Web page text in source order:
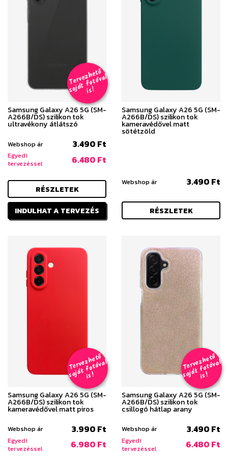
T
er
v
e
z
h
e
t
ő
s
aj
á
t
f
o
t
ó
v
al
i
s
!
Samsung Galaxy A26 5G (SM-
A266B/DS) szilikon tok
ultravékony átlátszó
Webshop ár 3.490 Ft
Egyedi
tervezéssel
6.480 Ft
RÉSZLETEK
INDULHAT A TERVEZÉS
Samsung Galaxy A26 5G (SM-
A266B/DS) szilikon tok
kameravédővel matt
sötétzöld
Webshop ár 3.490 Ft
RÉSZLETEK
T
er
v
e
z
h
e
t
ő
s
aj
á
t
f
o
t
ó
v
al
i
s
!
Samsung Galaxy A26 5G (SM-
A266B/DS) szilikon tok
kameravédővel matt piros
Webshop ár 3.990 Ft
Egyedi
tervezéssel
6.980 Ft
T
er
v
e
z
h
e
t
ő
s
aj
á
t
f
o
t
ó
v
al
i
s
!
Samsung Galaxy A26 5G (SM-
A266B/DS) szilikon tok
csillogó hátlap arany
Webshop ár 3.490 Ft
Egyedi
tervezéssel
6.480 Ft